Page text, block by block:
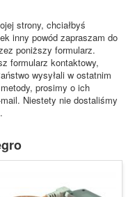
strony, chciałbyś
inny powód zapraszam do
poniższy formularz.
formularz kontaktowy,
wysyłali w ostatnim
prosimy o ich
Niestety nie dostaliśmy